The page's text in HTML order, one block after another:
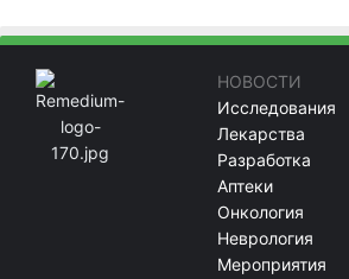
НОВОСТИ
Исследования
Лекарства
Разработка
Аптеки
Онкология
Неврология
Мероприятия